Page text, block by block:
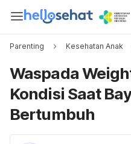
Parenting Kesehatan Anak
Waspada
Kondisi Saat
Bertumbuh